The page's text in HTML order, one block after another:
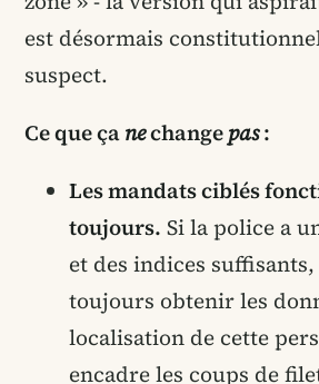
est désormais
suspect.
Ce que çanechangepas:
Les mandats ciblés
toujours. Si la police a
et des indices
toujours obtenir les
localisation de cette
encadre les coups de